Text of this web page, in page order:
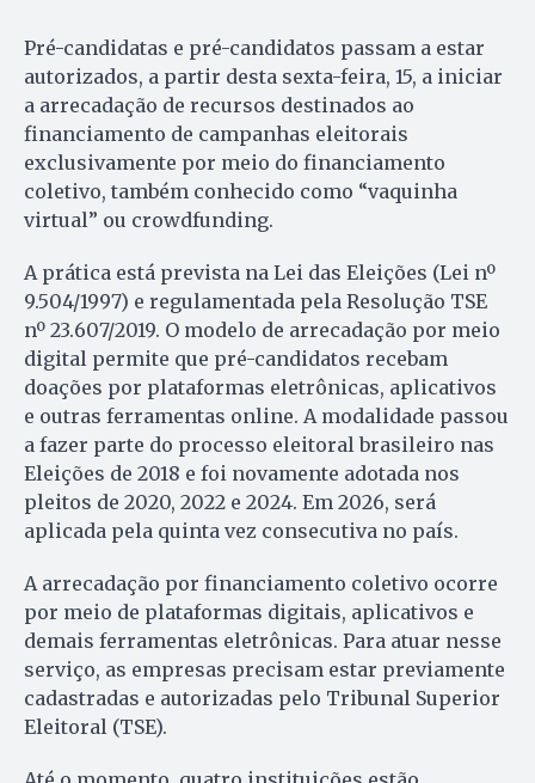
Pré-candidatas e pré-candidatos passam a estar
autorizados, a partir desta sexta-feira, 15, a iniciar
a arrecadação de recursos destinados ao
financiamento de campanhas eleitorais
exclusivamente por meio do financiamento
coletivo, também conhecido como “vaquinha
virtual” ou crowdfunding.
A prática está prevista na Lei das Eleições (Lei nº
9.504/1997) e regulamentada pela Resolução TSE
nº 23.607/2019. O modelo de arrecadação por meio
digital permite que pré-candidatos recebam
doações por plataformas eletrônicas, aplicativos
e outras ferramentas online. A modalidade passou
a fazer parte do processo eleitoral brasileiro nas
Eleições de 2018 e foi novamente adotada nos
pleitos de 2020, 2022 e 2024. Em 2026, será
aplicada pela quinta vez consecutiva no país.
A arrecadação por financiamento coletivo ocorre
por meio de plataformas digitais, aplicativos e
demais ferramentas eletrônicas. Para atuar nesse
serviço, as empresas precisam estar previamente
cadastradas e autorizadas pelo Tribunal Superior
Eleitoral (TSE).